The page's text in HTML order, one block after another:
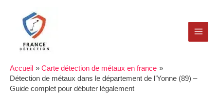
contenu
Accueil
Carte détection de métaux en france
Détection de métaux dans le département de l’Yonne (89) –
Guide complet pour débuter légalement